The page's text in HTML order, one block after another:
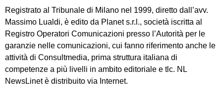
Registrato al Tribunale di Milano nel 1999, diretto dall’avv.
Massimo Lualdi, è edito da Planet s.r.l., società iscritta al
Registro Operatori Comunicazioni presso l’Autorità per le
garanzie nelle comunicazioni, cui fanno riferimento anche le
attività di Consultmedia, prima struttura italiana di
competenze a più livelli in ambito editoriale e tlc. NL
NewsLinet è distribuito via Internet.